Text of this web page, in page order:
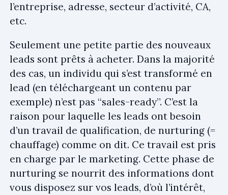
l’entreprise, adresse, secteur d’activité, CA,
etc.
Seulement une petite partie des nouveaux
leads sont prêts à acheter. Dans la majorité
des cas, un individu qui s’est transformé en
lead (en téléchargeant un contenu par
exemple) n’est pas “sales-ready”. C’est la
raison pour laquelle les leads ont besoin
d’un travail de qualification, de nurturing (=
chauffage) comme on dit. Ce travail est pris
en charge par le marketing. Cette phase de
nurturing se nourrit des informations dont
vous disposez sur vos leads, d’où l’intérêt,